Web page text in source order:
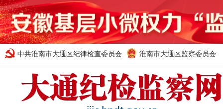
中共淮南市大通区纪律检查委员会 淮南市大通区监察委员会